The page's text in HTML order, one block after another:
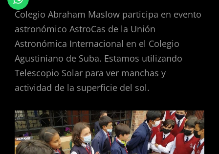
Colegio Abraham Maslow participa en evento
astronómico AstroCas de la Unión
Astronómica Internacional en el Colegio
Agustiniano de Suba. Estamos utilizando
Telescopio Solar para ver manchas y
actividad de la superficie del sol.